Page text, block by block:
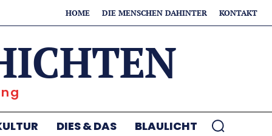
HOME DIE MENSCHEN DAHINTER KONTAKT
DIES & DAS BLAULICHT